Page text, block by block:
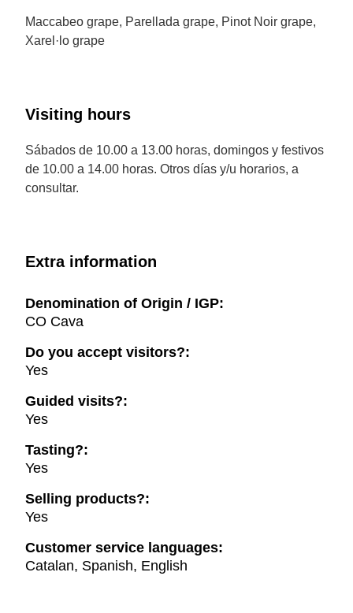
Maccabeo grape, Parellada grape, Pinot Noir grape,
Xarel·lo grape
Visiting hours
Sábados de 10.00 a 13.00 horas, domingos y festivos
de 10.00 a 14.00 horas. Otros días y/u horarios, a
consultar.
Extra information
Denomination of Origin / IGP:
CO Cava
Do you accept visitors?:
Yes
Guided visits?:
Yes
Tasting?:
Yes
Selling products?:
Yes
Customer service languages:
Catalan, Spanish, English